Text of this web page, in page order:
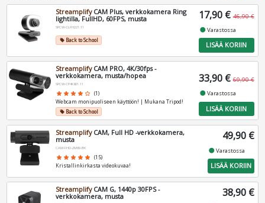
StreamplifyCAM Plus, verkkokamera Ring
lightilla, FullHD, 60FPS, musta
SPCW-CLFH221.11
local_offerBack to School
17,90 € 46,90 €
fiber_manual_recordVarastossa
LISÄÄ KORIIN
StreamplifyCAM PRO, 4K/30fps -
verkkokamera, musta/hopea
SPCW-CP4K821.11
star star star star star_border (1)
Webcam monipuoliseen käyttöön! | Mukana Tripod!
local_offerBack to School
33,90 € 69,90 €
fiber_manual_recordVarastossa
LISÄÄ KORIIN
StreamplifyCAM, Full HD -verkkokamera,
musta
CAM-FHD-2M60-BK
star star star star star (15)
Kristallinkirkasta videokuvaa!
49,90 €
fiber_manual_recordVarastossa
LISÄÄ KORIIN
StreamplifyCAM G, 1440p 30FPS -
verkkokamera, musta
38,90 €